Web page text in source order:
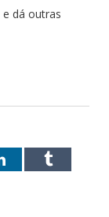
e dá outras
LinkedInTumblr